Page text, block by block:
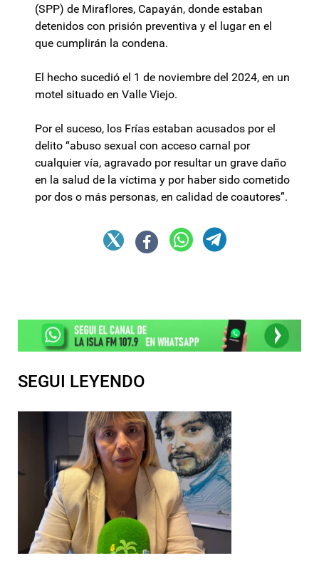
(SPP) de Miraflores, Capayán, donde estaban
detenidos con prisión preventiva y el lugar en el
que cumplirán la condena.
El hecho sucedió el 1 de noviembre del 2024, en un
motel situado en Valle Viejo.
Por el suceso, los Frías estaban acusados por el
delito “abuso sexual con acceso carnal por
cualquier vía, agravado por resultar un grave daño
en la salud de la víctima y por haber sido cometido
por dos o más personas, en calidad de coautores”.
SEGUI LEYENDO